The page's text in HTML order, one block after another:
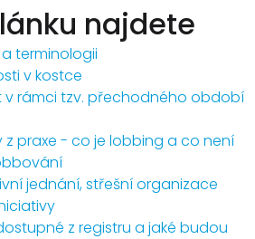
najdete
terminologii
v kostce
v rámci tzv. přechodného období
z praxe - co je lobbing a co není
jednání, střešní organizace
z registru a jaké budou